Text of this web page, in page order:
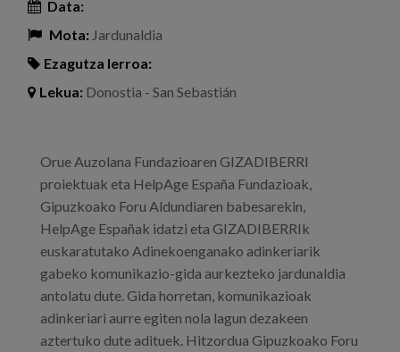
Data:
Mota: Jardunaldia
Ezagutza lerroa:
Lekua: Donostia - San Sebastián
Orue Auzolana Fundazioaren GIZADIBERRI
proiektuak eta HelpAge España Fundazioak,
Gipuzkoako Foru Aldundiaren babesarekin,
HelpAge Españak idatzi eta GIZADIBERRIk
euskaratutako Adinekoenganako adinkeriarik
gabeko komunikazio-gida aurkezteko jardunaldia
antolatu dute. Gida horretan, komunikazioak
adinkeriari aurre egiten nola lagun dezakeen
aztertuko dute adituek. Hitzordua Gipuzkoako Foru